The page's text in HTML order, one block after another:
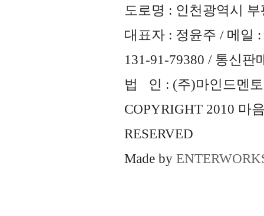
도로명 : 인천광역시
대표자 : 정윤주 / 메일 :
131-91-79380 / 통신판
법 인 : (주)마인드멘토
COPYRIGHT 2010 마
RESERVED
Made by